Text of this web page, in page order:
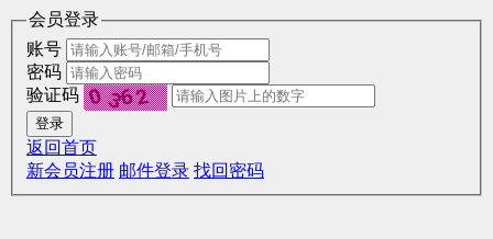
会员登录
账号
密码
验证码
登录
返回首页
新会员注册 邮件登录 找回密码